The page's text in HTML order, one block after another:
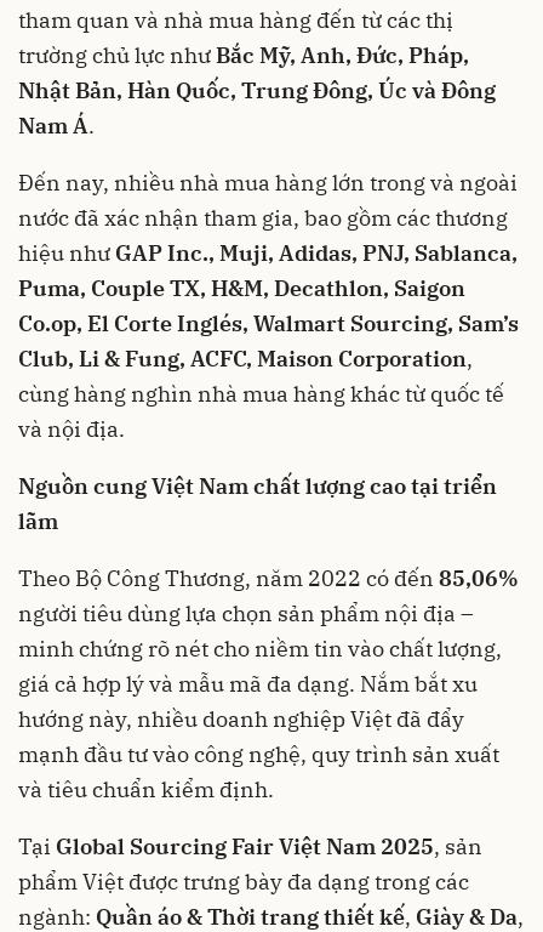
tham quan và nhà mua hàng đến từ các thị
trường chủ lực nhưBắc Mỹ, Anh, Đức, Pháp,
Nhật Bản, Hàn Quốc, Trung Đông, Úc và Đông
Nam Á.
Đến nay, nhiều nhà mua hàng lớn trong và ngoài
nước đã xác nhận tham gia, bao gồm các thương
hiệu như GAP Inc., Muji, Adidas, PNJ, Sablanca,
Puma, Couple TX, H&M, Decathlon, Saigon
Co.op, El Corte Inglés, Walmart Sourcing, Sam’s
Club, Li & Fung, ACFC, Maison Corporation,
cùng hàng nghìn nhà mua hàng khác từ quốc tế
và nội địa.
Nguồn cung Việt Nam chất lượng cao tại triển
lãm
Theo Bộ Công Thương, năm 2022 có đến 85,06%
người tiêu dùng lựa chọn sản phẩm nội địa –
minh chứng rõ nét cho niềm tin vào chất lượng,
giá cả hợp lý và mẫu mã đa dạng. Nắm bắt xu
hướng này, nhiều doanh nghiệp Việt đã đẩy
mạnh đầu tư vào công nghệ, quy trình sản xuất
và tiêu chuẩn kiểm định.
Tại Global Sourcing Fair Việt Nam 2025, sản
phẩm Việt được trưng bày đa dạng trong các
ngành: Quần áo & Thời trang thiết kế, Giày & Da,